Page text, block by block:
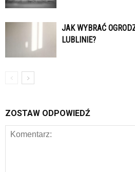
JAK WYBRAĆ
LUBLINIE?
ZOSTAW ODPOWIEDŹ